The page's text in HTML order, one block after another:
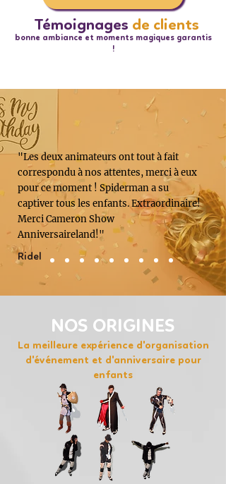
bonne ambiance et moments magiques garantis
!
Témoignages de clients
"Les deux animateurs ont tout à fait
correspondu à nos attentes, merci à eux
pour ce moment ! Spiderman a su
captiver tous les enfants. Extraordinaire!
Merci Cameron Show
Anniversaireland!"
Ridel
NOS ORIGINES
La meilleure expérience d'organisation
d'événement et d'anniversaire pour
enfants